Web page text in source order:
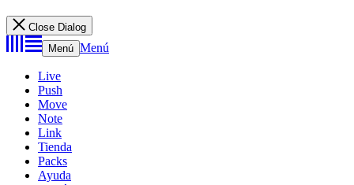
Close Dialog
Menú Menú
Live
Push
Move
Note
Link
Tienda
Packs
Ayuda